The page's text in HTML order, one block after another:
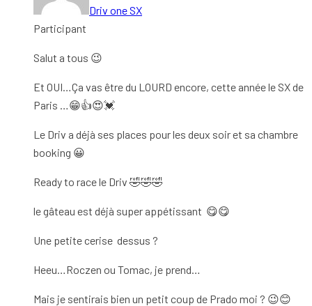
Driv one SX
Participant
Salut a tous 😉
Et OUI…Ça vas être du LOURD encore, cette année le SX de
Paris …😁👍😍💓
Le Driv a déjà ses places pour les deux soir et sa chambre
booking 😀
Ready to race le Driv 🤣🤣🤣
le gâteau est déjà super appétissant 😋😋
Une petite cerise dessus ?
Heeu…Roczen ou Tomac, je prend…
Mais je sentirais bien un petit coup de Prado moi ? 😉😊